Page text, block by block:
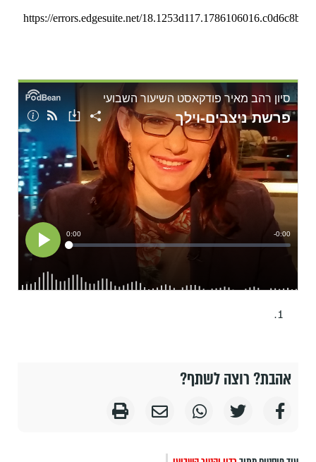
אהבת? רוצה לשתף?